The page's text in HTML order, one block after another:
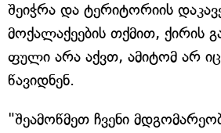
შეიჭრა და ტერიტორიის
მოქალაქეების თქმით, ქირის
ფული არა აქვთ, ამიტომ არ
წავიდნენ.
"შეამოწმეთ ჩვენი